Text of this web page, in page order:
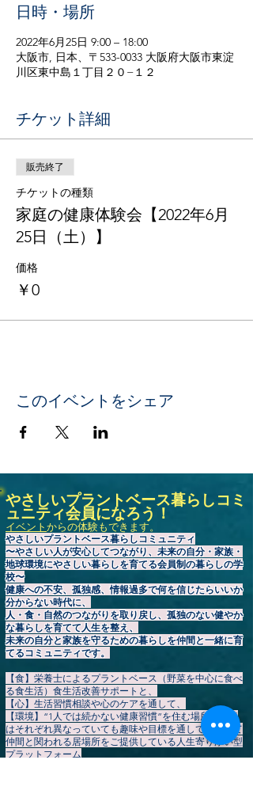
日時・場所
2022年6月25日 9:00 – 18:00
大阪市, 日本、〒533-0033 大阪府大阪市東淀
川区東中島１丁目２０−１２
チケット詳細
販売終了
チケットの種類
家庭の健康体験会【2022年6月
25日（土）】
価格
￥0
このイベントをシェア
やさしいプラントベース暮らしコミ
ュニティ会員になろう！
イベントからの体験もできます。
やさしいプラントベース暮らしコミュニティ
〜やさしい人が安心してつながり、未来の自分・家族・
地球環境にやさしい暮らしを育てる会員制の暮らしの学
校〜
健康への不安、孤独感、情報過多で何を信じたらいいか
分からない時代に、
人・食・自然のつながりを取り戻し、孤独のない健やか
な暮らしを育てて人生を整え、
未来の自分と家族を守るための暮らしを仲間と一緒に育
てるコミュニティです。
【食】栄養士によるプラントベース（野菜を中心に食べ
る食生活）食生活改善サポートと、
【心】生活習慣相談や心のケアを通して、
【環境】“1人では続かない健康習慣”を住む場所や環境
はそれぞれ異なっていても趣味や目標を通して安心して
仲間と関われる居場所をご提供している人生寄り添い型
プラットフォーム